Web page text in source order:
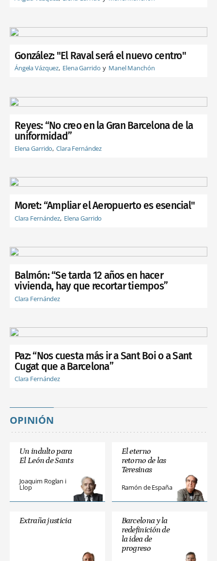
González: "El Raval será el nuevo centro"
Ángela Vázquez Elena Garrido Manel Manchón
Reyes: “No creo en la Gran Barcelona de la
uniformidad”
Elena Garrido Clara Fernández
Moret: “Ampliar el Aeropuerto es esencial"
Clara Fernández Elena Garrido
Balmón: “Se tarda 12 años en hacer
vivienda, hay que recortar tiempos”
Clara Fernández
Paz: “Nos cuesta más ir a Sant Boi o a Sant
Cugat que a Barcelona”
Clara Fernández
OPINIÓN
Un indulto para
El León de Sants
Joaquim Roglan i
Llop
El eterno
retorno de las
Teresinas
Ramón de España
Extraña justicia
Barcelona y la
redefinición de
la idea de
progreso